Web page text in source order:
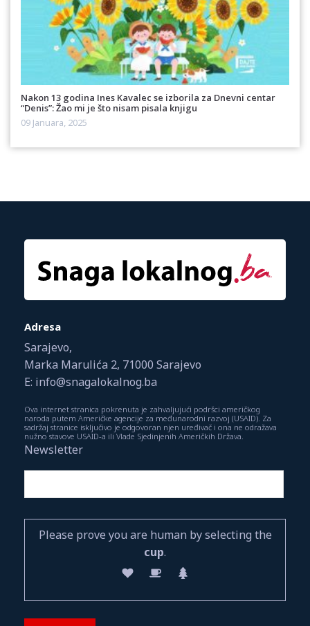
Nakon 13 godina Ines Kavalec se izborila za Dnevni centar
“Denis”: Žao mi je što nisam pisala knjigu
09 Januara, 2025
Adresa
Sarajevo,
Marka Marulića 2, 71000 Sarajevo
E: info@snagalokalnog.ba
Ova internet stranica pokrenuta je zahvaljujući podršci američkog
naroda putem Američke agencije za međunarodni razvoj (USAID). Za
sadržaj stranice isključivo je odgovoran njen uređivač i ona ne odražava
nužno stavove USAID-a ili Vlade Sjedinjenih Američkih Država.
Newsletter
Please prove you are human by selecting the
cup.